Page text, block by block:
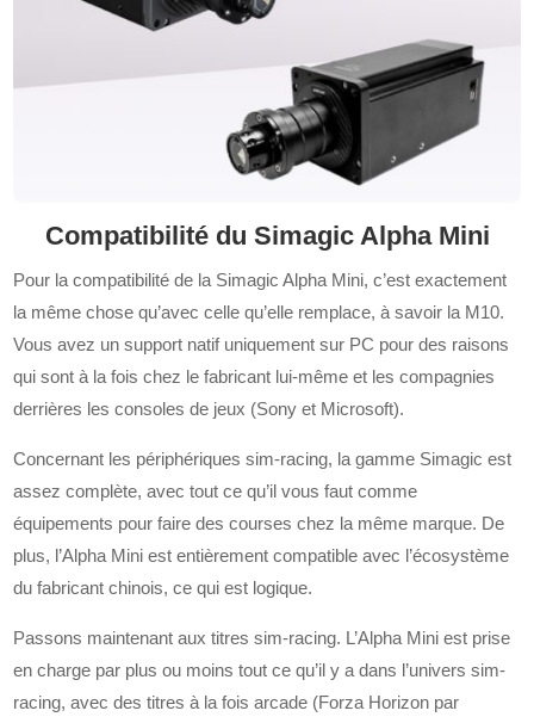
Compatibilité du Simagic Alpha Mini
Pour la compatibilité de la Simagic Alpha Mini, c’est exactement
la même chose qu’avec celle qu’elle remplace, à savoir la M10.
Vous avez un support natif uniquement sur PC pour des raisons
qui sont à la fois chez le fabricant lui-même et les compagnies
derrières les consoles de jeux (Sony et Microsoft).
Concernant les périphériques sim-racing, la gamme Simagic est
assez complète, avec tout ce qu’il vous faut comme
équipements pour faire des courses chez la même marque. De
plus, l’Alpha Mini est entièrement compatible avec l’écosystème
du fabricant chinois, ce qui est logique.
Passons maintenant aux titres sim-racing. L’Alpha Mini est prise
en charge par plus ou moins tout ce qu’il y a dans l’univers sim-
racing, avec des titres à la fois arcade (Forza Horizon par